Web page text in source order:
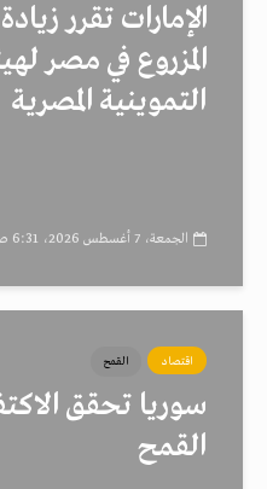
الإمارات تقرر
المزروع في مصر
التموينية المصرية
الجمعة، 7 أغسطس 2026، 6:31 ص
اقتصاد القمح
سوريا تحقق
القمح